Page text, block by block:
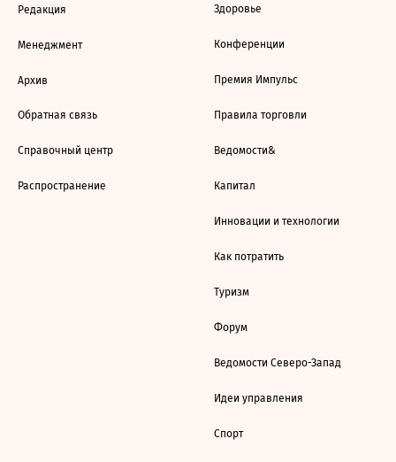
Редакция
Менеджмент
Архив
Обратная связь
Справочный центр
Распространение
Здоровье
Конференции
Премия Импульс
Правила торговли
Ведомости&
Капитал
Инновации и технологии
Как потратить
Туризм
Форум
Ведомости Северо-Запад
Идеи управления
Спорт